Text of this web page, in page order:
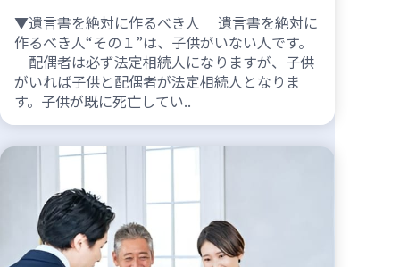
▼遺言書を絶対に作るべき人 遺言書を絶対に
作るべき人“その１”は、子供がいない人です。
配偶者は必ず法定相続人になりますが、子供
がいれば子供と配偶者が法定相続人となりま
す。子供が既に死亡してい..